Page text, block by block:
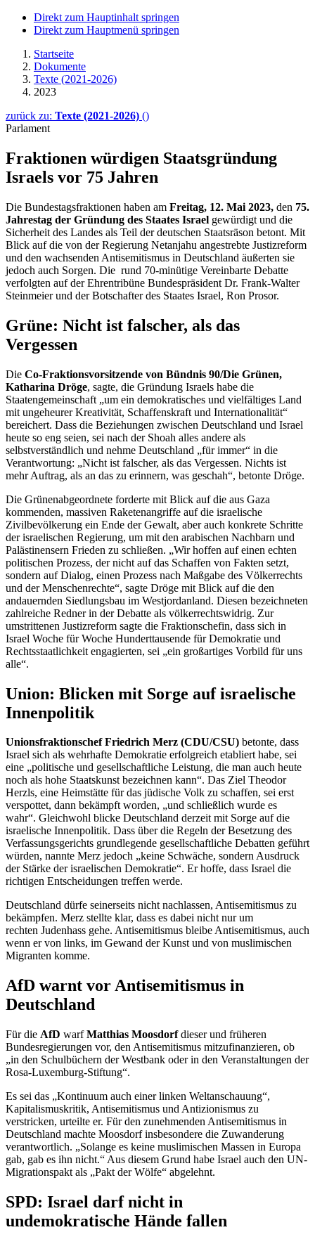
Direkt zum Hauptinhalt springen
Direkt zum Hauptmenü springen
Startseite
Dokumente
Texte (2021-2026)
2023
zurück zu: Texte (2021-2026) ()
Parlament
Fraktionen würdigen Staatsgründung
Israels vor 75 Jahren
Die Bundestagsfraktionen haben am Freitag, 12. Mai 2023, den 75.
Jahrestag der Gründung des Staates Israel gewürdigt und die
Sicherheit des Landes als Teil der deutschen Staatsräson betont. Mit
Blick auf die von der Regierung Netanjahu angestrebte Justizreform
und den wachsenden Antisemitismus in Deutschland äußerten sie
jedoch auch Sorgen. Die rund 70-minütige Vereinbarte Debatte
verfolgten auf der Ehrentribüne Bundespräsident Dr. Frank-Walter
Steinmeier und der Botschafter des Staates Israel, Ron Prosor.
Grüne: Nicht ist falscher, als das
Vergessen
Die Co-Fraktionsvorsitzende von Bündnis 90/Die Grünen,
Katharina Dröge, sagte, die Gründung Israels habe die
Staatengemeinschaft „um ein demokratisches und vielfältiges Land
mit ungeheurer Kreativität, Schaffenskraft und Internationalität“
bereichert. Dass die Beziehungen zwischen Deutschland und Israel
heute so eng seien, sei nach der Shoah alles andere als
selbstverständlich und nehme Deutschland „für immer“ in die
Verantwortung: „Nicht ist falscher, als das Vergessen. Nichts ist
mehr Auftrag, als an das zu erinnern, was geschah“, betonte Dröge.
Die Grünenabgeordnete forderte mit Blick auf die aus Gaza
kommenden, massiven Raketenangriffe auf die israelische
Zivilbevölkerung ein Ende der Gewalt, aber auch konkrete Schritte
der israelischen Regierung, um mit den arabischen Nachbarn und
Palästinensern Frieden zu schließen. „Wir hoffen auf einen echten
politischen Prozess, der nicht auf das Schaffen von Fakten setzt,
sondern auf Dialog, einen Prozess nach Maßgabe des Völkerrechts
und der Menschenrechte“, sagte Dröge mit Blick auf die den
andauernden Siedlungsbau im Westjordanland. Diesen bezeichneten
zahlreiche Redner in der Debatte als völkerrechtswidrig. Zur
umstrittenen Justizreform sagte die Fraktionschefin, dass sich in
Israel Woche für Woche Hunderttausende für Demokratie und
Rechtsstaatlichkeit engagierten, sei „ein großartiges Vorbild für uns
alle“.
Union: Blicken mit Sorge auf israelische
Innenpolitik
Unionsfraktionschef Friedrich Merz (CDU/CSU) betonte, dass
Israel sich als wehrhafte Demokratie erfolgreich etabliert habe, sei
eine „politische und gesellschaftliche Leistung, die man auch heute
noch als hohe Staatskunst bezeichnen kann“. Das Ziel Theodor
Herzls, eine Heimstätte für das jüdische Volk zu schaffen, sei erst
verspottet, dann bekämpft worden, „und schließlich wurde es
wahr“. Gleichwohl blicke Deutschland derzeit mit Sorge auf die
israelische Innenpolitik. Dass über die Regeln der Besetzung des
Verfassungsgerichts grundlegende gesellschaftliche Debatten geführt
würden, nannte Merz jedoch „keine Schwäche, sondern Ausdruck
der Stärke der israelischen Demokratie“. Er hoffe, dass Israel die
richtigen Entscheidungen treffen werde.
Deutschland dürfe seinerseits nicht nachlassen, Antisemitismus zu
bekämpfen. Merz stellte klar, dass es dabei nicht nur um
rechten Judenhass gehe. Antisemitismus bleibe Antisemitismus, auch
wenn er von links, im Gewand der Kunst und von muslimischen
Migranten komme.
AfD warnt vor Antisemitismus in
Deutschland
Für die AfD warfMatthias Moosdorfdieser und früheren
Bundesregierungen vor, den Antisemitismus mitzufinanzieren, ob
„in den Schulbüchern der Westbank oder in den Veranstaltungen der
Rosa-Luxemburg-Stiftung“.
Es sei das „Kontinuum auch einer linken Weltanschauung“,
Kapitalismuskritik, Antisemitismus und Antizionismus zu
verstricken, urteilte er. Für den zunehmenden Antisemitismus in
Deutschland machte Moosdorf insbesondere die Zuwanderung
verantwortlich. „Solange es keine muslimischen Massen in Europa
gab, gab es ihn nicht.“ Aus diesem Grund habe Israel auch den UN-
Migrationspakt als „Pakt der Wölfe“ abgelehnt.
SPD: Israel darf nicht in
undemokratische Hände fallen